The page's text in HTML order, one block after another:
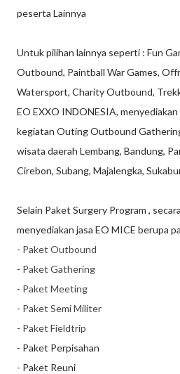
peserta Lainnya
Untuk pilihan lainnya seperti : Fun
Outbound, Paintball War Games,
Watersport, Charity Outbound,
EO EXXO INDONESIA,
kegiatan Outing Outbound
wisata daerah Lembang, Bandung,
Cirebon, Subang, Majalengka,
Selain Paket Surgery Program ,
menyediakan jasa EO MICE berupa
- Paket Outbound
- Paket Gathering
- Paket Meeting
- Paket Semi Militer
- Paket Fieldtrip
- Paket Perpisahan
- Paket Reuni